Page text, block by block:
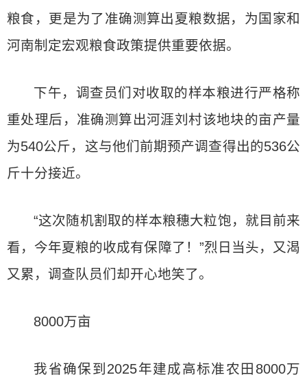
粮食，更是为了准确测算出夏粮数据，为国家和
河南制定宏观粮食政策提供重要依据。
下午，调查员们对收取的样本粮进行严格称
重处理后，准确测算出河涯刘村该地块的亩产量
为540公斤，这与他们前期预产调查得出的536公
斤十分接近。
“这次随机割取的样本粮穗大粒饱，就目前来
看，今年夏粮的收成有保障了！”烈日当头，又渴
又累，调查队员们却开心地笑了。
8000万亩
我省确保到2025年建成高标准农田8000万